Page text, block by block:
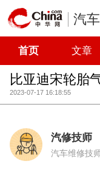
汽车
首页 文章
比亚迪宋轮胎
2023-07-17 16:18:55
汽修技师
汽车维修技